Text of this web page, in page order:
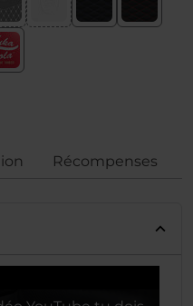
Récompenses